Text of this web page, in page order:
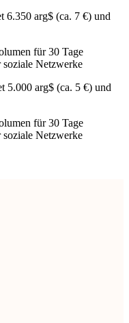
6.350 arg$ (ca. 7 €) und
für 30 Tage
Netzwerke
5.000 arg$ (ca. 5 €) und
für 30 Tage
Netzwerke